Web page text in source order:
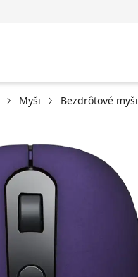
Myši Bezdrôtové myši